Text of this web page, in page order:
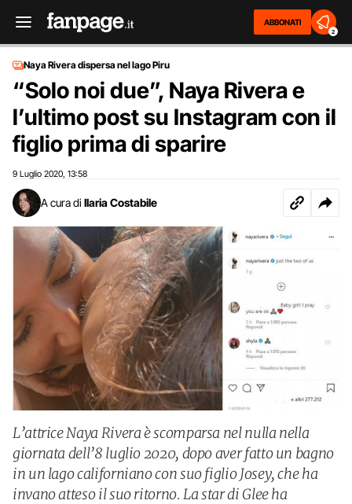
ABBONATI
2
Naya Rivera dispersa nel lago Piru
“Solo noi due”, Naya Rivera e
l’ultimo post su Instagram con il
figlio prima di sparire
9 Luglio 2020 13:58
A cura di Ilaria Costabile
L’attrice Naya Rivera è scomparsa nel nulla nella
giornata dell’8 luglio 2020, dopo aver fatto un bagno
in un lago californiano con suo figlio Josey, che ha
invano atteso il suo ritorno. La star di Glee ha